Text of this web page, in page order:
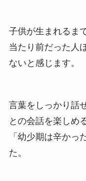
子供が生まれるま
当たり前だった人
ないと感じます。
言葉をしっかり話
との会話を楽しめ
「幼少期は辛かっ
た。